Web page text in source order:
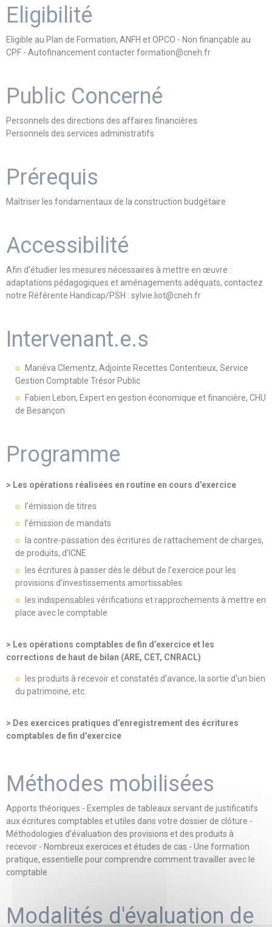
Eligibilité
Eligible au Plan de Formation, ANFH et OPCO - Non finançable au
CPF - Autofinancement contacter formation@cneh.fr
Public Concerné
Personnels des directions des affaires financières
Personnels des services administratifs
Prérequis
Maîtriser les fondamentaux de la construction budgétaire
Accessibilité
Afin d’étudier les mesures nécessaires à mettre en œuvre :
adaptations pédagogiques et aménagements adéquats, contactez
notre Référente Handicap/PSH : sylvie.liot@cneh.fr
Intervenant.e.s
Mariéva Clementz, Adjointe Recettes Contentieux, Service
Gestion Comptable Trésor Public
Fabien Lebon, Expert en gestion économique et financière, CHU
de Besançon
Programme
> Les opérations réalisées en routine en cours d’exercice
l’émission de titres
l’émission de mandats
la contre-passation des écritures de rattachement de charges,
de produits, d’ICNE
les écritures à passer dès le début de l’exercice pour les
provisions d’investissements amortissables
les indispensables vérifications et rapprochements à mettre en
place avec le comptable
> Les opérations comptables de fin d’exercice et les
corrections de haut de bilan (ARE, CET, CNRACL)
les produits à recevoir et constatés d’avance, la sortie d'un bien
du patrimoine, etc.
> Des exercices pratiques d’enregistrement des écritures
comptables de fin d'exercice
Méthodes mobilisées
Apports théoriques - Exemples de tableaux servant de justificatifs
aux écritures comptables et utiles dans votre dossier de clôture -
Méthodologies d’évaluation des provisions et des produits à
recevoir - Nombreux exercices et études de cas - Une formation
pratique, essentielle pour comprendre comment travailler avec le
comptable
Modalités d'évaluation de